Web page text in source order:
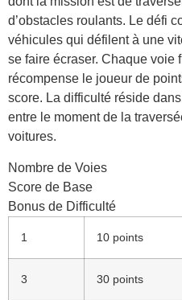
d’obstacles roulants. Le défi
véhicules qui défilent à une
se faire écraser. Chaque voie
récompense le joueur de
score. La difficulté réside
entre le moment de la
voitures.
Nombre de Voies
Score de Base
Bonus de Difficulté
1 10 points
3 30 points